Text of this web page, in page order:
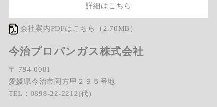
詳細はこちら
会社案内PDFはこちら（2.70MB）
今治プロパンガス株式会社
〒 794-0081
愛媛県今治市阿方甲２９５番地
TEL：0898-22-2212(代)